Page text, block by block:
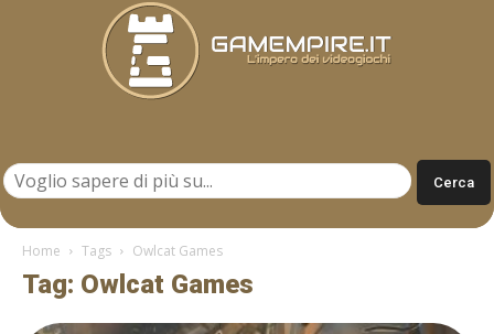
Home Tags Owlcat Games
Tag: Owlcat Games